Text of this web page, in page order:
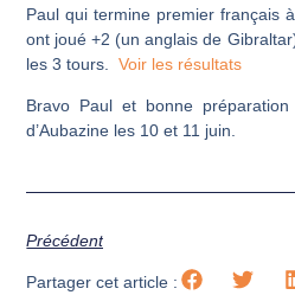
Paul qui termine premier français
ont joué +2 (un anglais de
les 3 tours.Voir les résultats
Bravo Paul et bonne
d’Aubazine les 10 et 11 juin.
Précédent
Partager cet article :